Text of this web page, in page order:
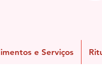
e Serviços